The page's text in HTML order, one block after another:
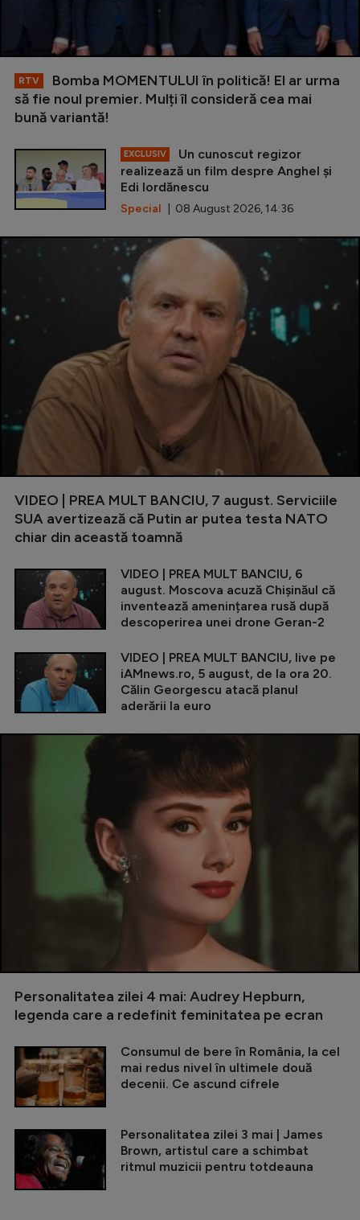
RTV
Bomba MOMENTULUI în politică! El ar urma
să fie noul premier. Mulți îl consideră cea mai
bună variantă!
EXCLUSIV
Un cunoscut regizor
realizează un film despre Anghel și
Edi Iordănescu
Special | 08 August 2026, 14:36
VIDEO | PREA MULT BANCIU, 7 august. Serviciile
SUA avertizează că Putin ar putea testa NATO
chiar din această toamnă
VIDEO | PREA MULT BANCIU, 6
august. Moscova acuză Chișinăul că
inventează amenințarea rusă după
descoperirea unei drone Geran-2
VIDEO | PREA MULT BANCIU, live pe
iAMnews.ro, 5 august, de la ora 20.
Călin Georgescu atacă planul
aderării la euro
Personalitatea zilei 4 mai: Audrey Hepburn,
legenda care a redefinit feminitatea pe ecran
Consumul de bere în România, la cel
mai redus nivel în ultimele două
decenii. Ce ascund cifrele
Personalitatea zilei 3 mai | James
Brown, artistul care a schimbat
ritmul muzicii pentru totdeauna